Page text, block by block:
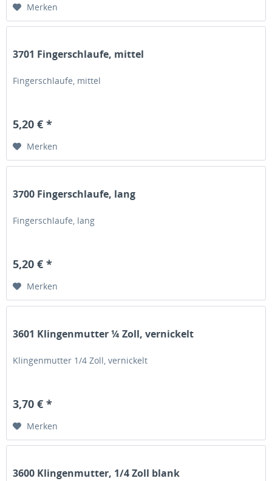
Merken
3701 Fingerschlaufe, mittel
Fingerschlaufe, mittel
5,20 € *
Merken
3700 Fingerschlaufe, lang
Fingerschlaufe, lang
5,20 € *
Merken
3601 Klingenmutter ¼ Zoll, vernickelt
Klingenmutter 1/4 Zoll, vernickelt
3,70 € *
Merken
3600 Klingenmutter, 1/4 Zoll blank